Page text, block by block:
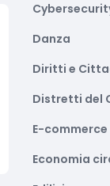
Danza
Diritti e
Distretti del
E-commerce
Economia